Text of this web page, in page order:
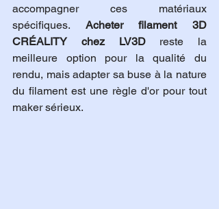
accompagner ces matériaux
spécifiques. Acheter filament 3D
CRÉALITY chez LV3D reste la
meilleure option pour la qualité du
rendu, mais adapter sa buse à la nature
du filament est une règle d'or pour tout
maker sérieux.